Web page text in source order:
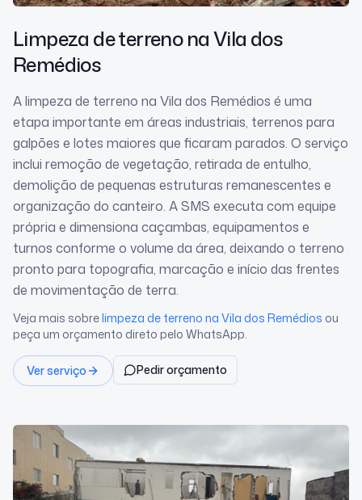
Limpeza de terrenona Vila dos
Remédios
A limpeza de terreno na Vila dos Remédios é uma
etapa importante em áreas industriais, terrenos para
galpões e lotes maiores que ficaram parados. O serviço
inclui remoção de vegetação, retirada de entulho,
demolição de pequenas estruturas remanescentes e
organização do canteiro. A SMS executa com equipe
própria e dimensiona caçambas, equipamentos e
turnos conforme o volume da área, deixando o terreno
pronto para topografia, marcação e início das frentes
de movimentação de terra.
Veja mais sobrelimpeza de terreno na Vila dos Remédios ou
peça um orçamento direto pelo WhatsApp.
Ver serviço Pedir orçamento